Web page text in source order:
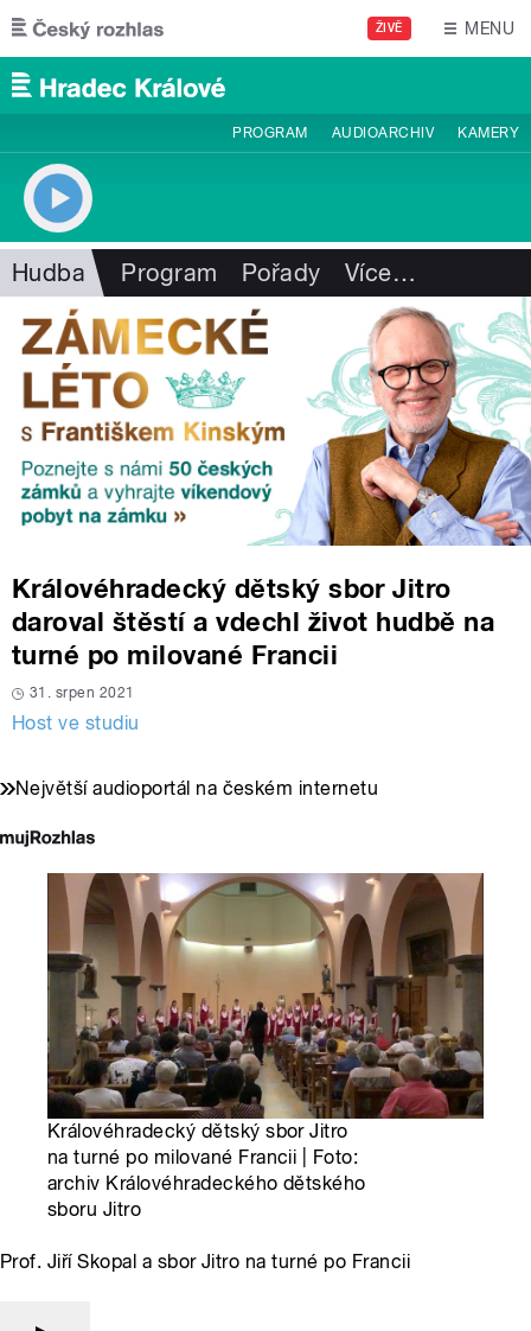
Přejít k hlavnímu obsahu
ŽIVĚ MENU
PROGRAM AUDIOARCHIV KAMERY
Hudba Program Pořady Více…
Královéhradecký dětský sbor Jitro
daroval štěstí a vdechl život hudbě na
turné po milované Francii
31. srpen 2021
Host ve studiu
Největší audioportál na českém internetu
Královéhradecký dětský sbor Jitro
na turné po milované Francii | Foto:
archiv Královéhradeckého dětského
sboru Jitro
Prof. Jiří Skopal a sbor Jitro na turné po Francii